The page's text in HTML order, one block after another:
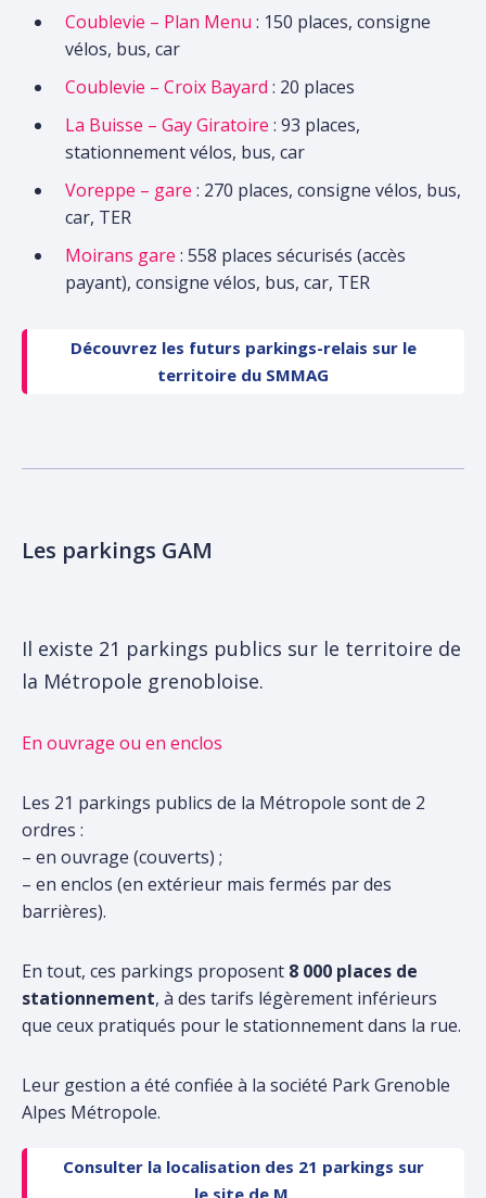
Coublevie – Plan Menu : 150 places, consigne
vélos, bus, car
Coublevie – Croix Bayard : 20 places
La Buisse – Gay Giratoire : 93 places,
stationnement vélos, bus, car
Voreppe – gare : 270 places, consigne vélos, bus,
car, TER
Moirans gare : 558 places sécurisés (accès
payant), consigne vélos, bus, car, TER
Découvrez les futurs parkings-relais sur le
territoire du SMMAG
Les parkings GAM
Il existe 21 parkings publics sur le territoire de
la Métropole grenobloise.
En ouvrage ou en enclos
Les 21 parkings publics de la Métropole sont de 2
ordres :
– en ouvrage (couverts) ;
– en enclos (en extérieur mais fermés par des
barrières).
En tout, ces parkings proposent 8 000 places de
stationnement, à des tarifs légèrement inférieurs
que ceux pratiqués pour le stationnement dans la rue.
Leur gestion a été confiée à la société Park Grenoble
Alpes Métropole.
Consulter la localisation des 21 parkings sur
le site de M